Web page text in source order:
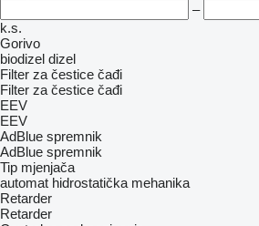
–
k.s.
Gorivo
biodizel dizel
Filter za čestice čađi
Filter za čestice čađi
EEV
EEV
AdBlue spremnik
AdBlue spremnik
Tip mјenjača
automat hidrostatička mehanika
Retarder
Retarder